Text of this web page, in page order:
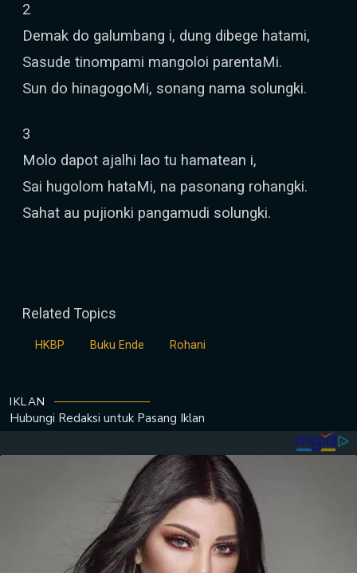
2
Demak do galumbang i, dung dibege hatami,
Sasude tinompami mangoloi parentaMi.
Sun do hinagogoMi, sonang nama solungki.
3
Molo dapot ajalhi lao tu hamatean i,
Sai hugolom hataMi, na pasonang rohangki.
Sahat au pujionki pangamudi solungki.
Related Topics
HKBP Buku Ende Rohani
IKLAN
Hubungi Redaksi untuk Pasang Iklan